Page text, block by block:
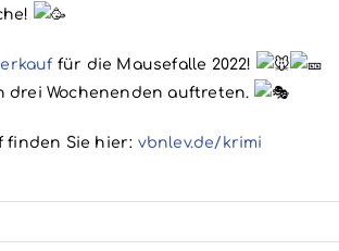
für die Mausefalle 2022!
drei Wochenenden auftreten.
finden Sie hier: vbnlev.de/krimi